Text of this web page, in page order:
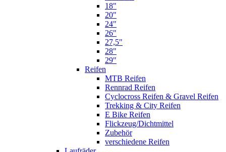
18"
20"
24"
26"
27,5"
28"
29"
Reifen
MTB Reifen
Rennrad Reifen
Cyclocross Reifen & Gravel Reifen
Trekking & City Reifen
E Bike Reifen
Flickzeug/Dichtmittel
Zubehör
verschiedene Reifen